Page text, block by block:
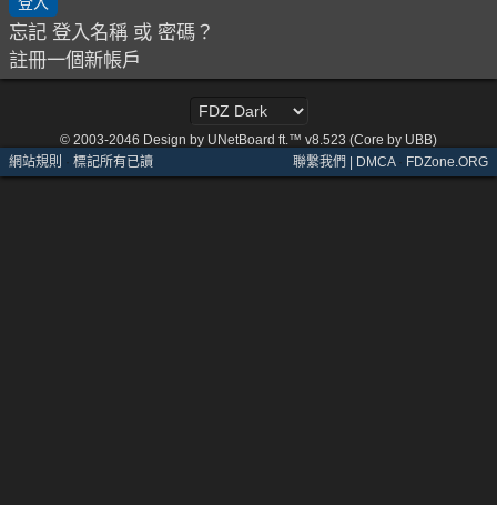
忘記 登入名稱 或 密碼？
註冊一個新帳戶
© 2003-2046 Design by UNetBoard ft.™ v8.523 (Core by UBB)
網站規則 · 標記所有已讀 聯繫我們 | DMCA· FDZone.ORG